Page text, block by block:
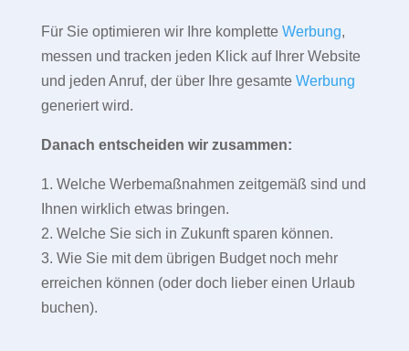
Für Sie optimieren wir Ihre komplette Werbung,
messen und tracken jeden Klick auf Ihrer Website
und jeden Anruf, der über Ihre gesamte Werbung
generiert wird.
Danach entscheiden wir zusammen:
1. Welche Werbemaßnahmen zeitgemäß sind und
Ihnen wirklich etwas bringen.
2. Welche Sie sich in Zukunft sparen können.
3. Wie Sie mit dem übrigen Budget noch mehr
erreichen können (oder doch lieber einen Urlaub
buchen).